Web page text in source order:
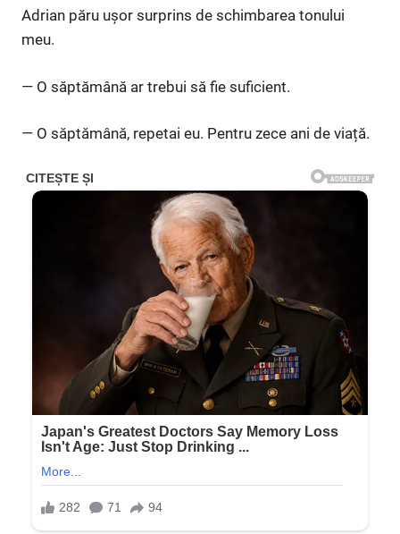
Adrian păru ușor surprins de schimbarea tonului
meu.
— O săptămână ar trebui să fie suficient.
— O săptămână, repetai eu. Pentru zece ani de viață.